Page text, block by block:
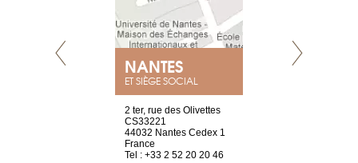
NANTES
ET SIÈGE SOCIAL
2 ter, rue des Olivettes
CS33221
44032 Nantes Cedex 1
France
Tel : +33 2 52 20 20 46